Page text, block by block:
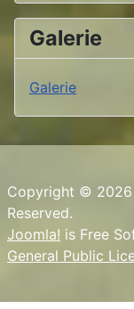
Galerie
Galerie
Copyright © 2026
Reserved.
Joomla! is Free
General Public